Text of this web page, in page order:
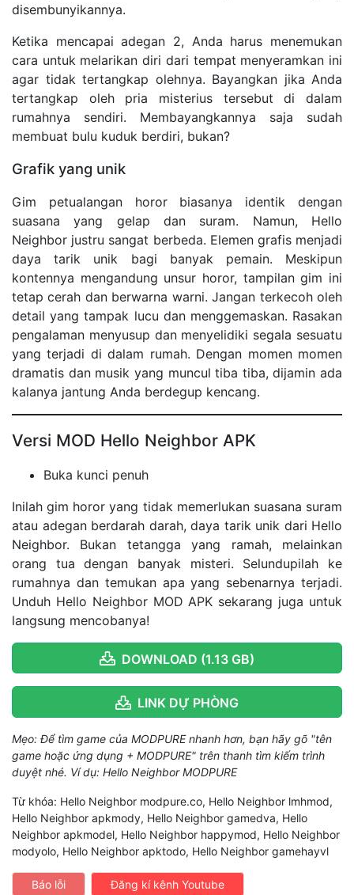
disembunyikannya.
Ketika mencapai adegan 2, Anda harus menemukan
cara untuk melarikan diri dari tempat menyeramkan ini
agar tidak tertangkap olehnya. Bayangkan jika Anda
tertangkap oleh pria misterius tersebut di dalam
rumahnya sendiri. Membayangkannya saja sudah
membuat bulu kuduk berdiri, bukan?
Grafik yang unik
Gim petualangan horor biasanya identik dengan
suasana yang gelap dan suram. Namun, Hello
Neighbor justru sangat berbeda. Elemen grafis menjadi
daya tarik unik bagi banyak pemain. Meskipun
kontennya mengandung unsur horor, tampilan gim ini
tetap cerah dan berwarna warni. Jangan terkecoh oleh
detail yang tampak lucu dan menggemaskan. Rasakan
pengalaman menyusup dan menyelidiki segala sesuatu
yang terjadi di dalam rumah. Dengan momen momen
dramatis dan musik yang muncul tiba tiba, dijamin ada
kalanya jantung Anda berdegup kencang.
Versi MOD Hello Neighbor APK
Buka kunci penuh
Inilah gim horor yang tidak memerlukan suasana suram
atau adegan berdarah darah, daya tarik unik dari Hello
Neighbor. Bukan tetangga yang ramah, melainkan
orang tua dengan banyak misteri. Selundupilah ke
rumahnya dan temukan apa yang sebenarnya terjadi.
Unduh Hello Neighbor MOD APK sekarang juga untuk
langsung mencobanya!
DOWNLOAD (1.13 GB)
LINK DỰ PHÒNG
Mẹo: Để tìm game của MODPURE nhanh hơn, bạn hãy gõ "tên
game hoặc ứng dụng + MODPURE" trên thanh tìm kiếm trình
duyệt nhé. Ví dụ: Hello Neighbor MODPURE
Từ khóa: Hello Neighbor modpure.co, Hello Neighbor lmhmod,
Hello Neighbor apkmody, Hello Neighbor gamedva, Hello
Neighbor apkmodel, Hello Neighbor happymod, Hello Neighbor
modyolo, Hello Neighbor apktodo, Hello Neighbor gamehayvl
Báo lỗi Đăng kí kênh Youtube